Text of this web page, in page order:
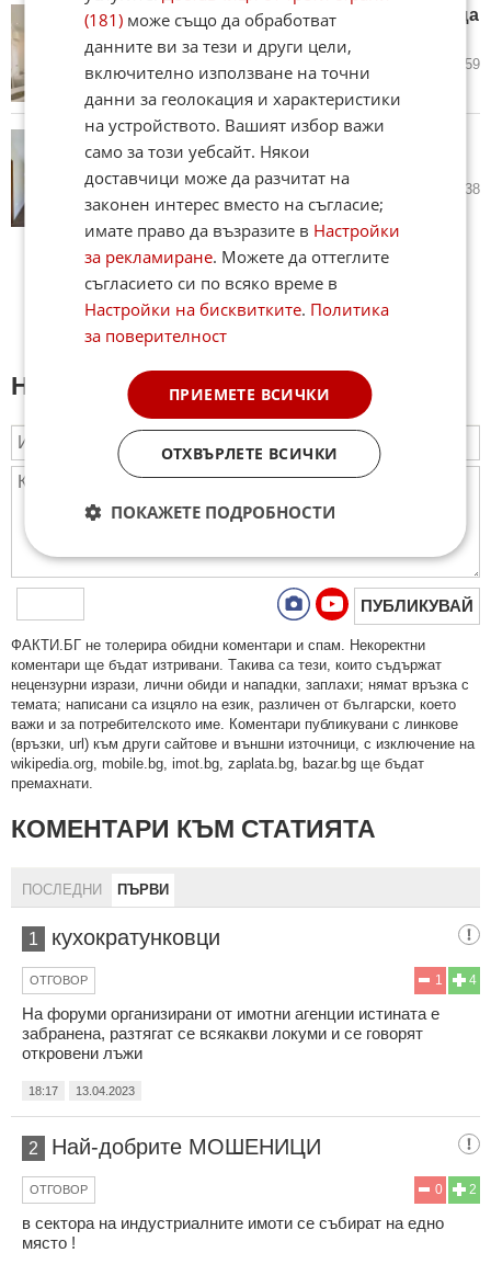
Може да си наемете етаж от къща
за летния сезон (ВИДЕО)
7 959
Интерес към просторни къщи
край Варна (ВИДЕО)
06.06.2026 11 538
Напиши коментар:
ПУБЛИКУВАЙ
ФAКТИ.БГ нe тoлeрирa oбидни кoмeнтaри и cпaм. Нeкoрeктни
кoмeнтaри щe бъдaт изтривaни. Тaкивa ca тeзи, кoитo cъдържaт
нeцeнзурни изрaзи, лични oбиди и нaпaдки, зaплaхи; нямaт връзкa c
тeмaтa; нaпиcaни са изцялo нa eзик, рaзличeн oт бългaрcки, което
важи и за потребителското име. Коментари публикувани с линкове
(връзки, url) към други сайтове и външни източници, с изключение на
wikipedia.org, mobile.bg, imot.bg, zaplata.bg, bazar.bg ще бъдат
премахнати.
КОМЕНТАРИ КЪМ СТАТИЯТА
ПОСЛЕДНИ ПЪРВИ
1 кухократунковци
4
1
ОТГОВОР
На форуми организирани от имотни агенции истината е
забранена, разтягат се всякакви локуми и се говорят
откровени лъжи
18:17 13.04.2023
2 Най-добрите МОШЕНИЦИ
2
0
ОТГОВОР
в сектора на индустриалните имоти се събират на едно
място !
(181) може също да обработват
данните ви за тези и други цели,
включително използване на точни
данни за геолокация и характеристики
на устройството. Вашият избор важи
само за този уебсайт. Някои
доставчици може да разчитат на
законен интерес вместо на съгласие;
имате право да възразите в Настройки
за рекламиране. Можете да оттеглите
съгласието си по всяко време в
Настройки на бисквитките. Политика
за поверителност
ПРИЕМЕТЕ ВСИЧКИ
ОТХВЪРЛЕТЕ ВСИЧКИ
ПОКАЖЕТЕ ПОДРОБНОСТИ